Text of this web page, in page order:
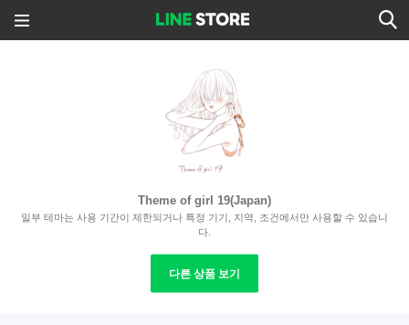
Theme of girl 19(Japan)
일부 테마는 사용 기간이 제한되거나 특정 기기, 지역, 조건에서만 사용할 수 있습니
다.
다른 상품 보기